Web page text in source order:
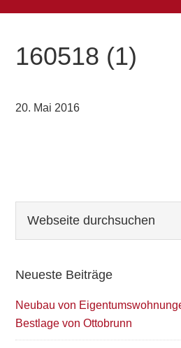
160518 (1)
20. Mai 2016
Seitenspalte
durchsuchen
Neueste Beiträge
Neubau von
Bestlage von Ottobrunn